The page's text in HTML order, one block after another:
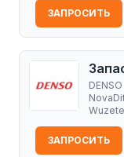
ЗАПРОСИТЬ
ЗАПРОСИТЬ